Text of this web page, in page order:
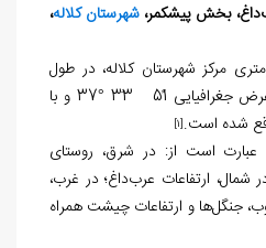
بخش پیشکمر، شهرستان کلاله،
در فاصله ۴۳ کیلومتری مرکز شهرستان کلاله، در طول
جغرافیایی 17ً 45َ °55 و عرض جغرافیایی 51ً 33َ °37 و با
[1]
است از: در شرق، روستای
شمال، ارتفاعات عرب‌داغ؛ در غرب،
جنگل‌ها و ارتفاعات چیشت همراه